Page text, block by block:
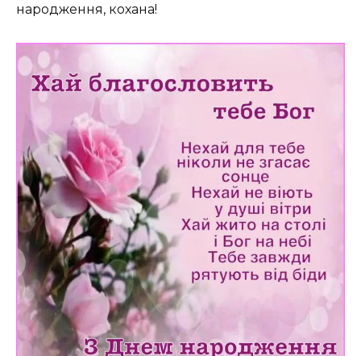
народження, кохана!